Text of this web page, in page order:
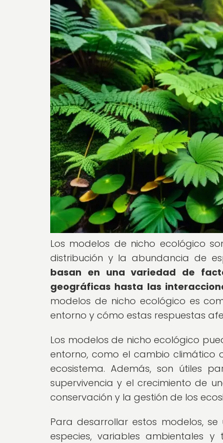
Los modelos de nicho ecológico
distribución y la abundancia de
basan en una variedad de
geográficas hasta las
modelos de nicho ecológico es
entorno y cómo estas respuestas
Los modelos de nicho ecológico
entorno, como el cambio climático
ecosistema. Además, son útiles
supervivencia y el crecimiento de
conservación y la gestión de los
Para desarrollar estos modelos,
especies, variables ambientales